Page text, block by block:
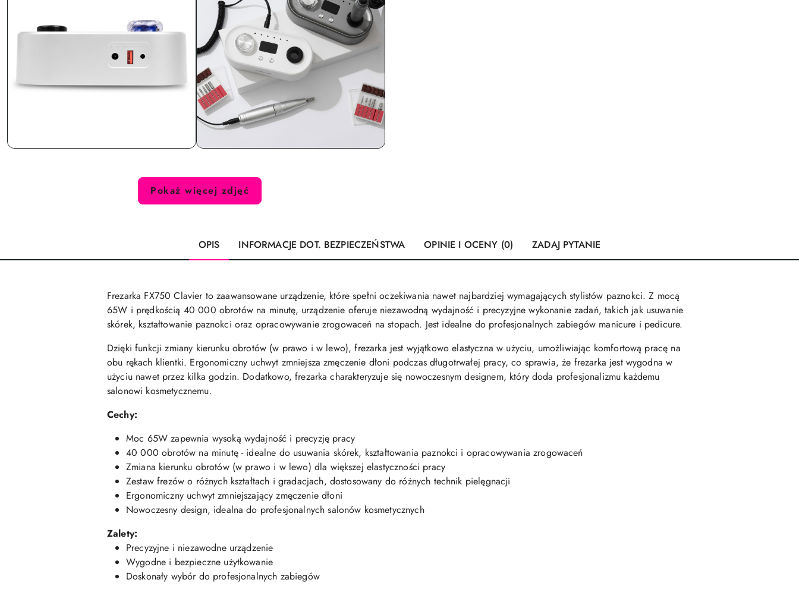
Pokaż więcej zdjęć
OPIS INFORMACJE DOT. BEZPIECZEŃSTWA OPINIE I OCENY (0) ZADAJ PYTANIE
Frezarka FX750 Clavier to zaawansowane urządzenie, które spełni oczekiwania nawet najbardziej wymagających stylistów paznokci. Z mocą
65W i prędkością 40 000 obrotów na minutę, urządzenie oferuje niezawodną wydajność i precyzyjne wykonanie zadań, takich jak usuwanie
skórek, kształtowanie paznokci oraz opracowywanie zrogowaceń na stopach. Jest idealne do profesjonalnych zabiegów manicure i pedicure.
Dzięki funkcji zmiany kierunku obrotów (w prawo i w lewo), frezarka jest wyjątkowo elastyczna w użyciu, umożliwiając komfortową pracę na
obu rękach klientki. Ergonomiczny uchwyt zmniejsza zmęczenie dłoni podczas długotrwałej pracy, co sprawia, że frezarka jest wygodna w
użyciu nawet przez kilka godzin. Dodatkowo, frezarka charakteryzuje się nowoczesnym designem, który doda profesjonalizmu każdemu
salonowi kosmetycznemu.
Cechy:
Moc 65W zapewnia wysoką wydajność i precyzję pracy
40 000 obrotów na minutę - idealne do usuwania skórek, kształtowania paznokci i opracowywania zrogowaceń
Zmiana kierunku obrotów (w prawo i w lewo) dla większej elastyczności pracy
Zestaw frezów o różnych kształtach i gradacjach, dostosowany do różnych technik pielęgnacji
Ergonomiczny uchwyt zmniejszający zmęczenie dłoni
Nowoczesny design, idealna do profesjonalnych salonów kosmetycznych
Zalety:
Precyzyjne i niezawodne urządzenie
Wygodne i bezpieczne użytkowanie
Doskonały wybór do profesjonalnych zabiegów